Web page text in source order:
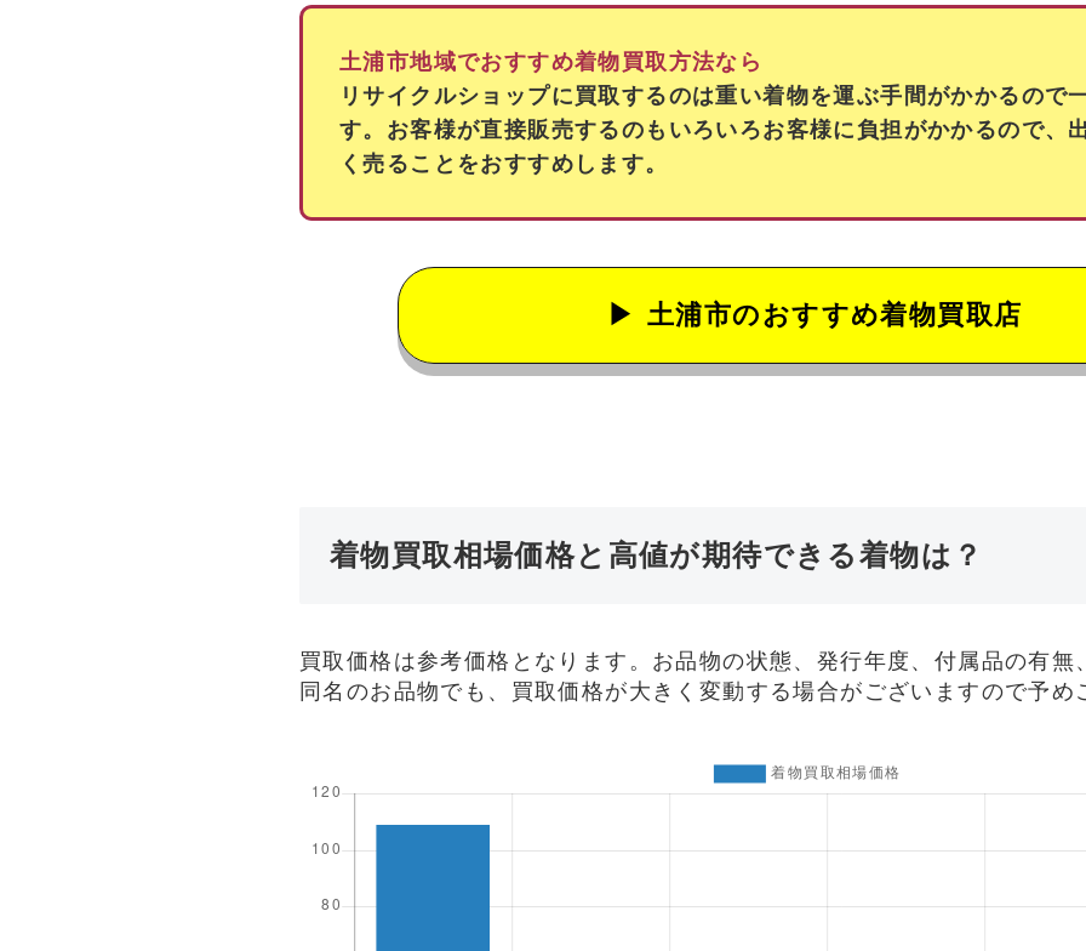
土浦市地域でおすすめ着物買取方法なら
リサイクルショップに買取するのは重い着物を運ぶ手間がかかるので
す。お客様が直接販売するのもいろいろお客様に負担がかかるので、
く売ることをおすすめします。
土浦市のおすすめ着物買取店
着物買取相場価格と高値が期待できる着物は？
買取価格は参考価格となります。お品物の状態、発行年度、付属品の有無
同名のお品物でも、買取価格が大きく変動する場合がございますので予め